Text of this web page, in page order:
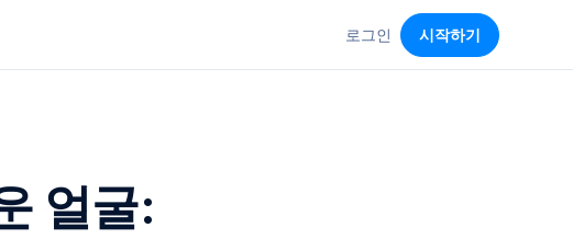
로그인 시작하기
얼굴: